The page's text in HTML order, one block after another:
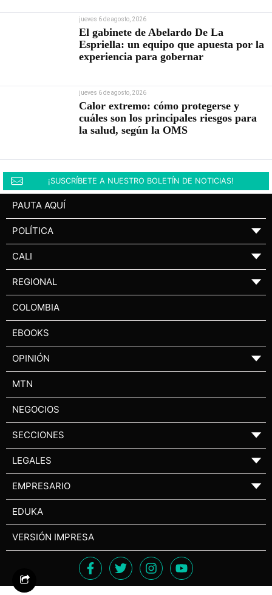
jueves 6 de agosto, 2026
El gabinete de Abelardo De La
Espriella: un equipo que apuesta por la
experiencia para gobernar
jueves 6 de agosto, 2026
Calor extremo: cómo protegerse y
cuáles son los principales riesgos para
la salud, según la OMS
¡SUSCRÍBETE A NUESTRO BOLETÍN DE NOTICIAS!
PAUTA AQUÍ
POLÍTICA ▼
CALI ▼
REGIONAL ▼
COLOMBIA
EBOOKS
OPINIÓN ▼
MTN
NEGOCIOS
SECCIONES ▼
LEGALES ▼
EMPRESARIO ▼
EDUKA
VERSIÓN IMPRESA